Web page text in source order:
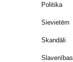
Politika
Sievietēm
Skandāli
Slavenības